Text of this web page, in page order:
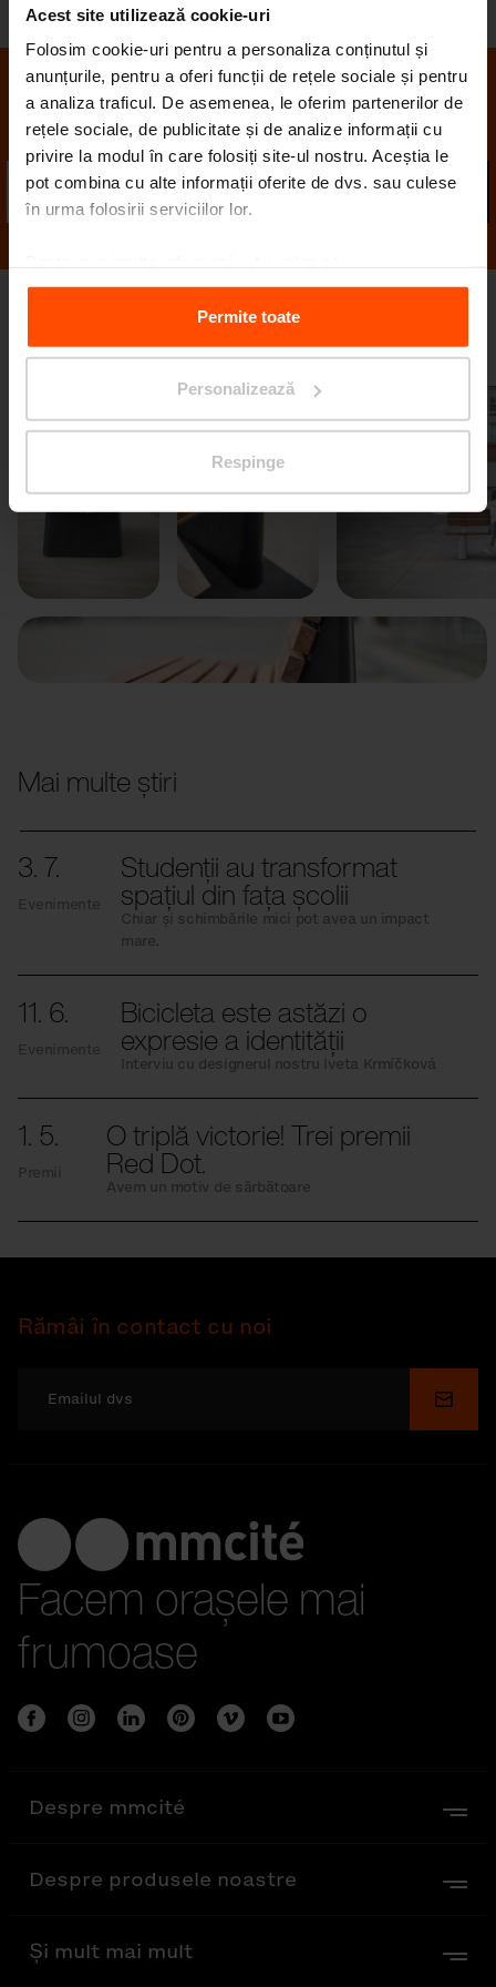
Acest site utilizează cookie-uri
Folosim cookie-uri pentru a personaliza conținutul și
anunțurile, pentru a oferi funcții de rețele sociale și pentru
a analiza traficul. De asemenea, le oferim partenerilor de
rețele sociale, de publicitate și de analize informații cu
privire la modul în care folosiți site-ul nostru. Aceștia le
pot combina cu alte informații oferite de dvs. sau culese
în urma folosirii serviciilor lor.
vizitațiPrinciples Relating to the Processing Personal
Permite toate
Personalizează
Respinge
Rămâi în contact cu noi
Galerie
Anterior Următorul
Mai multe știri
3. 7.
Evenimente
Studenții au transformat
spațiul din fața școlii
Chiar și schimbările mici pot avea un impact
mare.
11. 6.
Evenimente
Bicicleta este astăzi o
expresie a identității
Interviu cu designerul nostru Iveta Krmíčková
1. 5.
Premii
O triplă victorie! Trei premii
Red Dot.
Avem un motiv de sărbătoare
Rămâi în contact cu noi
Facem orașele mai
frumoase
Despre mmcité
Despre produsele noastre
Și mult mai mult